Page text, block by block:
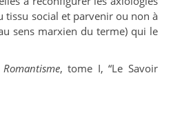
tissu social et parvenir ou non à
sens marxien du terme) qui le
Romantisme, tome I, “Le Savoir